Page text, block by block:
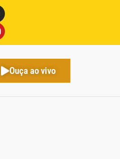
Ouça ao vivo